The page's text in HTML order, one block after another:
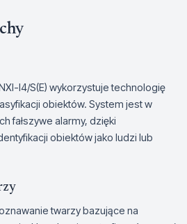
I4/S(E) wykorzystuje technologię
obiektów. System jest w
fałszywe alarmy, dzięki
obiektów jako ludzi lub
twarzy bazujące na